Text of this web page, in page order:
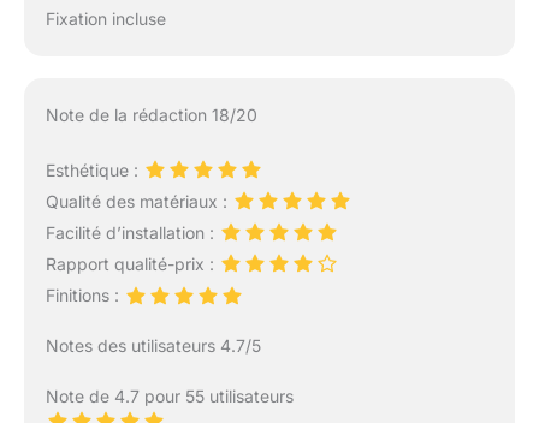
Fixation incluse
Note de la rédaction 18/20
Esthétique :
Qualité des matériaux :
Facilité d’installation :
Rapport qualité-prix :
Finitions :
Notes des utilisateurs 4.7/5
Note de 4.7 pour 55 utilisateurs